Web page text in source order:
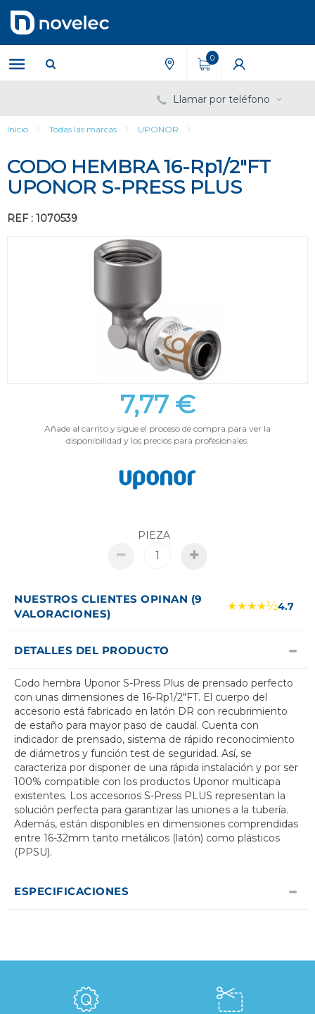
contenido
menú
de
navegación
0
Llamar por teléfono
Inicio Todas las marcas UPONOR
CODO HEMBRA 16-Rp1/2"FT
UPONOR S-PRESS PLUS
REF : 1070539
7,77 €
Añade al carrito y sigue el proceso de compra para ver la
disponibilidad y los precios para profesionales.
PIEZA
NUESTROS CLIENTES OPINAN (9
VALORACIONES)
★★★★½4.7
DETALLES DEL PRODUCTO
Codo hembra Uponor S-Press Plus de prensado perfecto
con unas dimensiones de 16-Rp1/2"FT. El cuerpo del
accesorio está fabricado en latón DR con recubrimiento
de estaño para mayor paso de caudal. Cuenta con
indicador de prensado, sistema de rápido reconocimiento
de diámetros y función test de seguridad. Así, se
caracteriza por disponer de una rápida instalación y por ser
100% compatible con los productos Uponor multicapa
existentes. Los accesorios S-Press PLUS representan la
solución perfecta para garantizar las uniones a la tubería.
Además, están disponibles en dimensiones comprendidas
entre 16-32mm tanto metálicos (latón) como plásticos
(PPSU).
ESPECIFICACIONES